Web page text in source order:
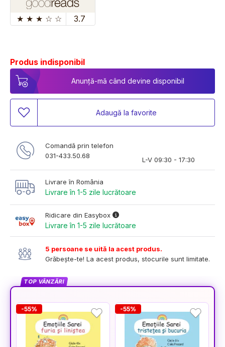
★ ★ ★ ☆ ☆ 3.7
Produs indisponibil
Anunță-mă când devine disponibil
Adaugă la favorite
Comandă prin telefon
031-433.50.68
L-V 09:30 - 17:30
Livrare în România
Livrare în 1-5 zile lucrătoare
Ridicare din Easybox
Livrare în 1-5 zile lucrătoare
5 persoane se uită la acest produs.
Grăbește-te! La acest produs, stocurile sunt limitate.
TOP VÂNZĂRI
-55% -55%